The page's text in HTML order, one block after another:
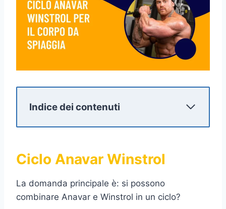
Indice dei contenuti
Ciclo Anavar Winstrol
La domanda principale è: si possono
combinare Anavar e Winstrol in un ciclo?